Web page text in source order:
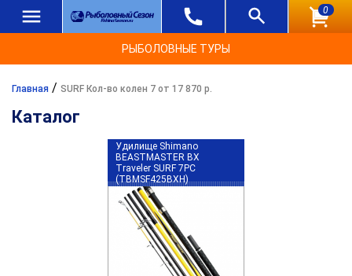
0
РЫБОЛОВНЫЕ ТУРЫ
Главная / SURF Кол-во колен 7 от 17 870 р.
Каталог
Удилище Shimano
BEASTMASTER BX
Traveler SURF 7PC
(TBMSF425BXH)